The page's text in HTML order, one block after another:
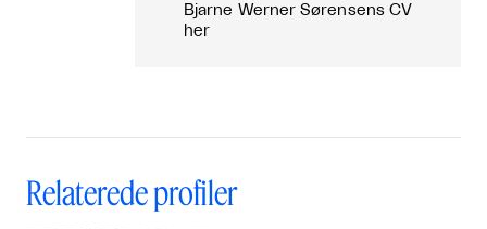
Bjarne Werner Sørensens CV
her
Relaterede profiler